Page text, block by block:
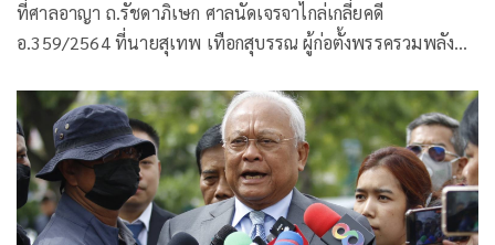
ที่ศาลอาญา ถ.รัชดาภิเษก ศาลนัดเจรจาไกล่เกลี่ยคดี
อ.359/2564 ที่นายสุเทพ เทือกสุบรรณ ผู้ก่อตั้งพรรครวมพลัง
แสง รมว.กลาโหม และส.ส.มหาสารคาม (พรรคเพื่อไทย) และ
พรรคเพื่อไทย เป็นจำเลยที่ 1-2 ในข้อหาหมิ่นประมาทโดยการ
โฆษณา ตาม ป.อาญา ม.326, 328